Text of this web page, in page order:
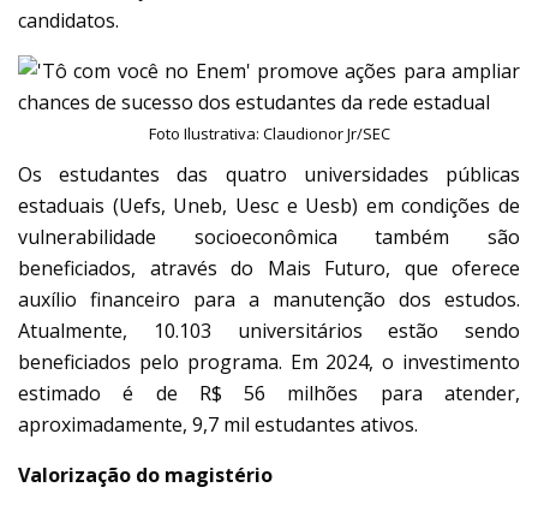
candidatos.
Foto Ilustrativa: Claudionor Jr/SEC
Os estudantes das quatro universidades públicas
estaduais (Uefs, Uneb, Uesc e Uesb) em condições de
vulnerabilidade socioeconômica também são
beneficiados, através do Mais Futuro, que oferece
auxílio financeiro para a manutenção dos estudos.
Atualmente, 10.103 universitários estão sendo
beneficiados pelo programa. Em 2024, o investimento
estimado é de R$ 56 milhões para atender,
aproximadamente, 9,7 mil estudantes ativos.
Valorização do magistério